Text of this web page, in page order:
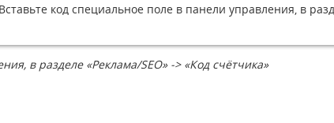
в разделе «Реклама/SEO» -> «Код счётчика»